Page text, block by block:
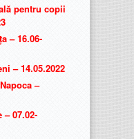
pentru copii
– 16.06-
– 14.05.2022
–
07.02-